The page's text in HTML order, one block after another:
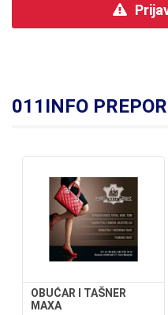
011INFO
OBUĆAR I TAŠNER
MAXA